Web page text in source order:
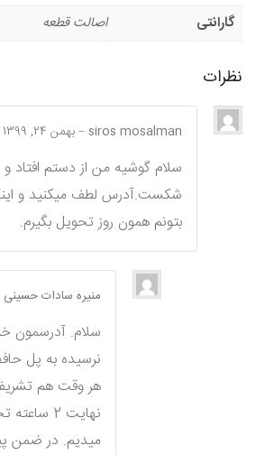
گارانتی
اصالت قطعه
نظرات
siros mosalman
–بهمن 24, 1399
سلام گوشیه من از دستم افتاد
شکست.آدرس لطف میکنید و
بتونم همون روز تحویل بگیرم.
منیره سادات حسینی
سلام. آدرسمون
هر وقت هم
نهایت 2
میدیم. در ضمن